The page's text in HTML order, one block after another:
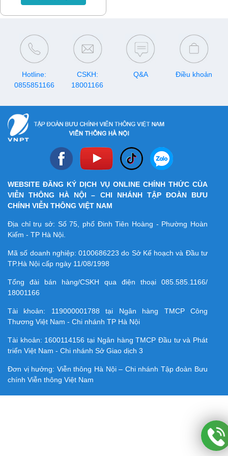
được nhiều ưu đãi nhất.
Hotline:
0855851166
CSKH:
18001166
Q&A Điều khoản
WEBSITE ĐĂNG KÝ DỊCH VỤ ONLINE CHÍNH THỨC CỦA
VIỄN THÔNG HÀ NỘI – CHI NHÁNH TẬP ĐOÀN BƯU
CHÍNH VIỄN THÔNG VIỆT NAM
Địa chỉ trụ sở: Số 75, phố Đinh Tiên Hoàng - Phường Hoàn
Kiếm - TP Hà Nội.
Mã số doanh nghiệp:0100686223 do Sở Kế hoạch và Đầu tư
TP.Hà Nội cấp ngày 11/08/1998
Tổng đài bán hàng/CSKH qua điện thoại 085.585.1166/
18001166
Tài khoản: 119000001788 tại Ngân hàng TMCP Công
Thương Việt Nam - Chi nhánh TP Hà Nội
Tài khoản: 1600114156 tại Ngân hàng TMCP Ðầu tư và Phát
triển Việt Nam - Chi nhánh Sở Giao dịch 3
Đơn vị hưởng: Viễn thông Hà Nội – Chi nhánh Tập đoàn Bưu
chính Viễn thông Việt Nam